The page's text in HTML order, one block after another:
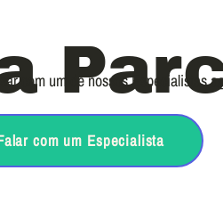
com um de nossos Especialistas
com um Especialista